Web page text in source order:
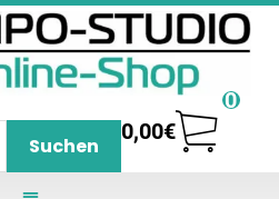
Suchen
0,00€
0